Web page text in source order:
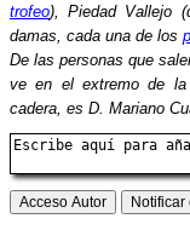
trofeo), Piedad Vallejo
damas, cada una de los
De las personas que
ve en el extremo de la
cadera, es D. Mariano